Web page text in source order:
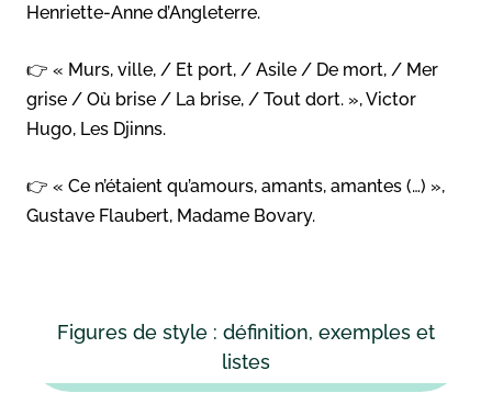
Henriette-Anne d’Angleterre.
👉 « Murs, ville, / Et port, / Asile / De mort, / Mer
grise / Où brise / La brise, / Tout dort. », Victor
Hugo, Les Djinns.
👉 « Ce n’étaient qu’amours, amants, amantes (…) »,
Gustave Flaubert, Madame Bovary.
Figures de style : définition, exemples et
listes